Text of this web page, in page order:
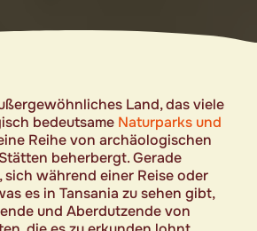
Land, das viele
bedeutsame Naturparks und
Reihe von archäologischen
beherbergt. Gerade
sich während einer Reise oder
es in Tansania zu sehen gibt,
und Aberdutzende von